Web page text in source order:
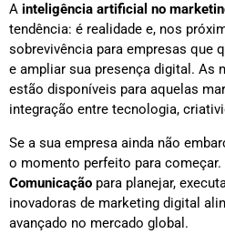
A inteligência artificial no
tendência: é realidade e, nos
sobrevivência para empresas que
e ampliar sua presença digital. As
estão disponíveis para aquelas
integração entre tecnologia,
Se a sua empresa ainda não
o momento perfeito para começar.
Comunicação para planejar,
inovadoras de marketing digital
avançado no mercado global.